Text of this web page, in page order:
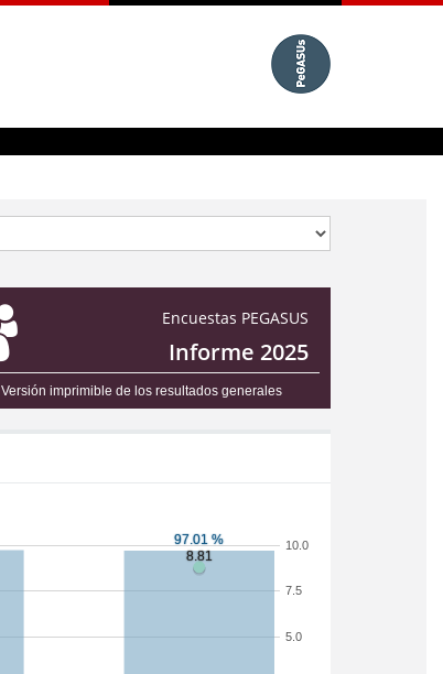
Encuestas PEGASUS
Informe 2025
Versión imprimible de los resultados generales
5.0
7.5
10.0